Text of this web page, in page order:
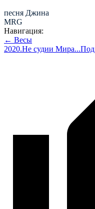
песня Джина
MRG
Навигация:
← Весы
2020.Не судии